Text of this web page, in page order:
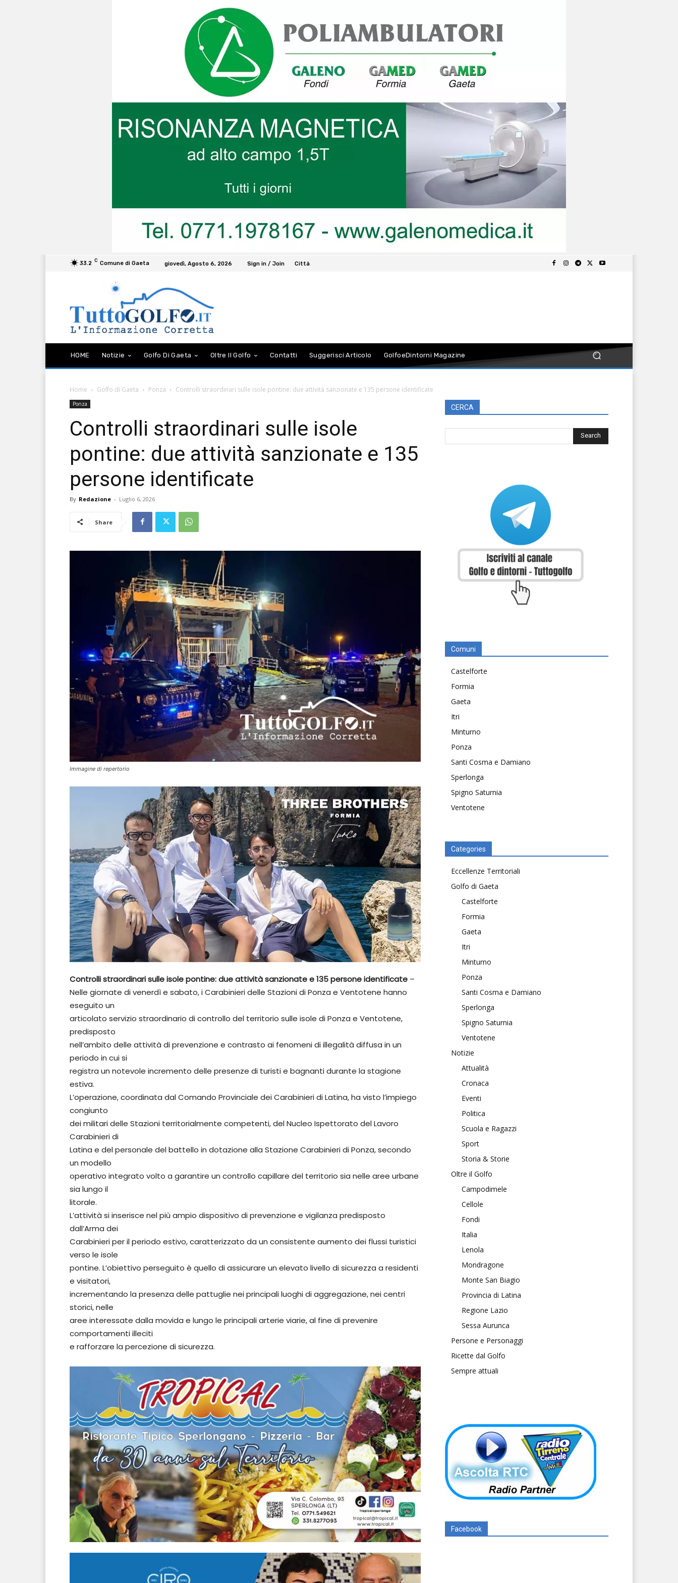
33.2 C Comune di Gaeta giovedì, Agosto 6, 2026 Sign in / Join Città
HOME Notizie Golfo Di Gaeta Oltre Il Golfo Contatti Suggerisci Articolo GolfoeDintorni Magazine
Home Golfo di Gaeta Ponza Controlli straordinari sulle isole pontine: due attività sanzionate e 135 persone identificate
Ponza
Controlli straordinari sulle isole
pontine: due attività sanzionate e 135
persone identificate
By Redazione - Luglio 6, 2026
Share
Immagine di repertorio
Controlli straordinari sulle isole pontine: due attività sanzionate e 135 persone identificate –
Nelle giornate di venerdì e sabato, i Carabinieri delle Stazioni di Ponza e Ventotene hanno
eseguito un
articolato servizio straordinario di controllo del territorio sulle isole di Ponza e Ventotene,
predisposto
nell’ambito delle attività di prevenzione e contrasto ai fenomeni di illegalità diffusa in un
periodo in cui si
registra un notevole incremento delle presenze di turisti e bagnanti durante la stagione
estiva.
L’operazione, coordinata dal Comando Provinciale dei Carabinieri di Latina, ha visto l’impiego
congiunto
dei militari delle Stazioni territorialmente competenti, del Nucleo Ispettorato del Lavoro
Carabinieri di
Latina e del personale del battello in dotazione alla Stazione Carabinieri di Ponza, secondo
un modello
operativo integrato volto a garantire un controllo capillare del territorio sia nelle aree urbane
sia lungo il
litorale.
L’attività si inserisce nel più ampio dispositivo di prevenzione e vigilanza predisposto
dall’Arma dei
Carabinieri per il periodo estivo, caratterizzato da un consistente aumento dei flussi turistici
verso le isole
pontine. L’obiettivo perseguito è quello di assicurare un elevato livello di sicurezza a residenti
e visitatori,
incrementando la presenza delle pattuglie nei principali luoghi di aggregazione, nei centri
storici, nelle
aree interessate dalla movida e lungo le principali arterie viarie, al fine di prevenire
comportamenti illeciti
e rafforzare la percezione di sicurezza.
CERCA
Comuni
Castelforte
Formia
Gaeta
Itri
Minturno
Ponza
Santi Cosma e Damiano
Sperlonga
Spigno Saturnia
Ventotene
Categories
Eccellenze Territoriali
Golfo di Gaeta
Castelforte
Formia
Gaeta
Itri
Minturno
Ponza
Santi Cosma e Damiano
Sperlonga
Spigno Saturnia
Ventotene
Notizie
Attualità
Cronaca
Eventi
Politica
Scuola e Ragazzi
Sport
Storia & Storie
Oltre il Golfo
Campodimele
Cellole
Fondi
Italia
Lenola
Mondragone
Monte San Biagio
Provincia di Latina
Regione Lazio
Sessa Aurunca
Persone e Personaggi
Ricette dal Golfo
Sempre attuali
Facebook